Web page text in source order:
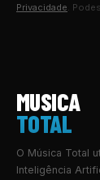
Privacidade.
MUSICA
TOTAL
O Música Total
Inteligência